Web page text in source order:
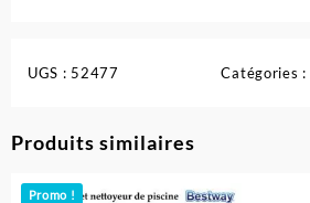
UGS : 52477 Catégories :
Produits similaires
Promo !